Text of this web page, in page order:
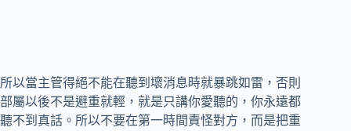
所以當主管得絕不能在聽到壞消息時就暴跳如雷，否則
部屬以後不是避重就輕，就是只講你愛聽的，你永遠都
聽不到真話。所以不要在第一時間責怪對方，而是把重